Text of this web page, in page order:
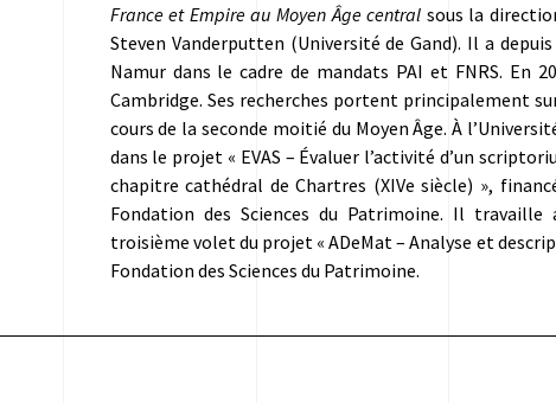
France et Empire au Moyen Âge central sous la
Steven Vanderputten (Université de Gand). Il a
Namur dans le cadre de mandats PAI et FNRS. En
Cambridge. Ses recherches portent principalement
cours de la seconde moitié du Moyen Âge. À
dans le projet « EVAS – Évaluer l’activité d’un
chapitre cathédral de Chartres (XIVe siècle) »,
Fondation des Sciences du Patrimoine. Il
troisième volet du projet « ADeMat – Analyse et
Fondation des Sciences du Patrimoine.